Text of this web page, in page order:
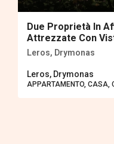
Due Proprietà In
Attrezzate Con
Leros, Drymonas
Leros, Drymonas
APPARTAMENTO, CASA,